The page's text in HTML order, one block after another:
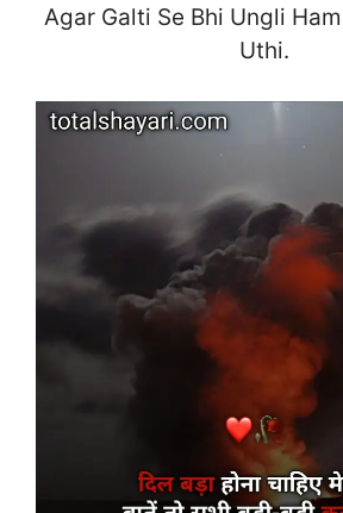
Agar Galti Se Bhi Ungli
Uthi.